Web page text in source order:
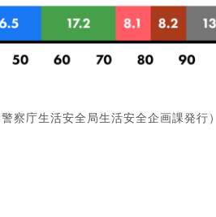
察庁生活安全局生活安全企画課発行）